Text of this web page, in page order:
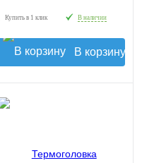
Купить в 1 клик В наличии
В корзину